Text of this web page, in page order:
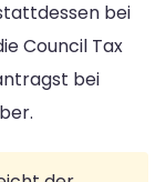
bei
Council Tax
bei